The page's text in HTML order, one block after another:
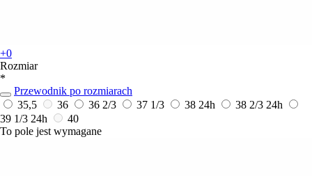
+0
Rozmiar
*
Przewodnik po rozmiarach
35,5
36 36 2/3 37 1/3 38 24h 38 2/3 24h
39 1/3 24h
40
To pole jest wymagane